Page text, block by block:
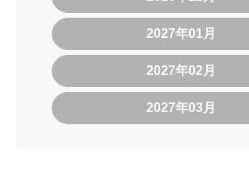
2027年01月
2027年02月
2027年03月